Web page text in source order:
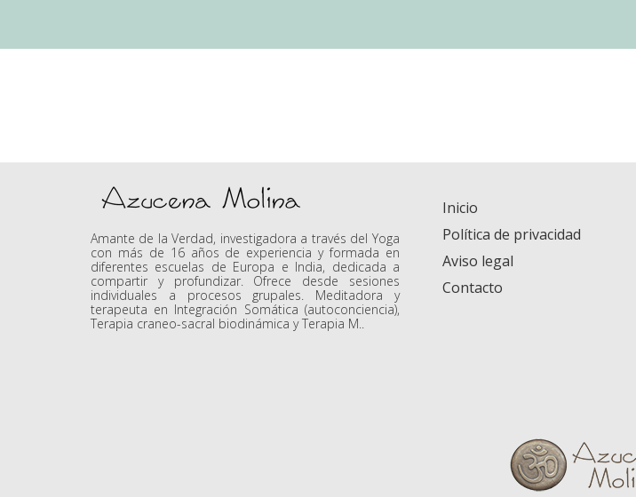
Amante de la Verdad, investigadora a través del Yoga
con más de 16 años de experiencia y formada en
diferentes escuelas de Europa e India, dedicada a
compartir y profundizar. Ofrece desde sesiones
individuales a procesos grupales. Meditadora y
terapeuta en Integración Somática (autoconciencia),
Terapia craneo-sacral biodinámica y Terapia M..
Inicio
Política de privacidad
Aviso legal
Contacto